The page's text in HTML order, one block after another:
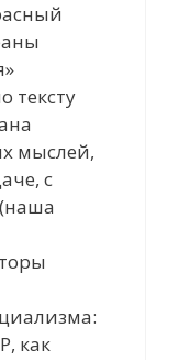
тексту
мыслей,
с
как